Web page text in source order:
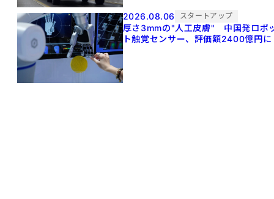
2026.08.06 スタートアップ
厚さ3mmの"人工皮膚" 中国発ロボ
ト触覚センサー、評価額2400億円に